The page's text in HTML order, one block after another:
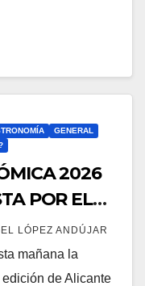
GENERAL
2026
POR EL
LÓPEZ ANDÚJAR
mañana la
de Alicante